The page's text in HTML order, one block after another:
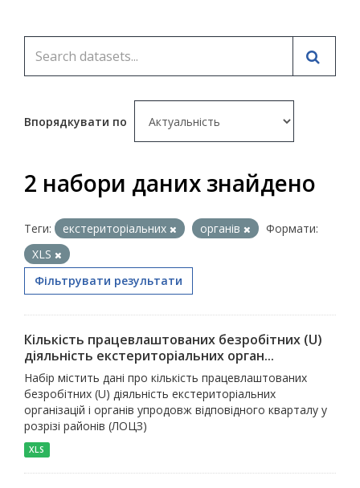
Впорядкувати по
2 набори даних знайдено
Теги: екстериторіальних органів
Формати:
XLS
Фільтрувати результати
Кількість працевлаштованих безробітних (U)
діяльність екстериторіальних орган...
Набір містить дані про кількість працевлаштованих
безробітних (U) діяльність екстериторіальних
організацій і органів упродовж відповідного кварталу у
розрізі районів (ЛОЦЗ)
XLS